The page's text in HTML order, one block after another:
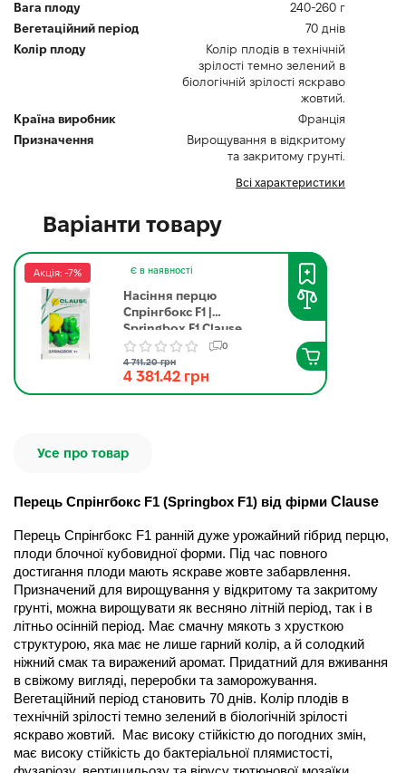
Вага плоду
240-260 г
Вегетаційний період
70 днів
Колір плоду
Колір плодів в технічній
зрілості темно зелений в
біологічній зрілості яскраво
жовтий.
Країна виробник
Франція
Призначення
Вирощування в відкритому
та закритому грунті.
Всі характеристики
Варіанти товару
Акція: -7% Є в наявності
Насіння перцю
Спрінгбокс F1 |
Springbox F1 Clause
1000 насінин
0
4 711.20 грн
4 381.42 грн
Усе про товар
Перець Спрінгбокс F1 (Springbox F1) від фірми Clause
Перець Спрінгбокс F1 ранній дуже урожайний гібрид перцю,
плоди блочної кубовидної форми. Під час повного
достигання плоди мають яскраве жовте забарвлення.
Призначений для вирощування у відкритому та закритому
грунті, можна вирощувати як весняно літній період, так і в
літньо осінній період. Має смачну мякоть з хрусткою
структурою, яка має не лише гарний колір, а й солодкий
ніжний смак та виражений аромат. Придатний для вживання
в свіжому вигляді, переробки та заморожування.
Вегетаційний період становить 70 днів. Колір плодів в
технічній зрілості темно зелений в біологічній зрілості
яскраво жовтий.  Має високу стійкістю до погодних змін,
має високу стійкість до бактеріальної плямистості,